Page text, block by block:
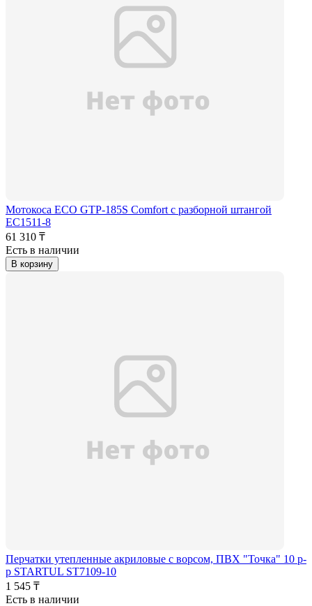
Мотокоса ECO GTP-185S Comfort с разборной штангой
EC1511-8
61 310 ₸
Есть в наличии
В корзину
Перчатки утепленные акриловые с ворсом, ПВХ "Точка" 10 р-
р STARTUL ST7109-10
1 545 ₸
Есть в наличии